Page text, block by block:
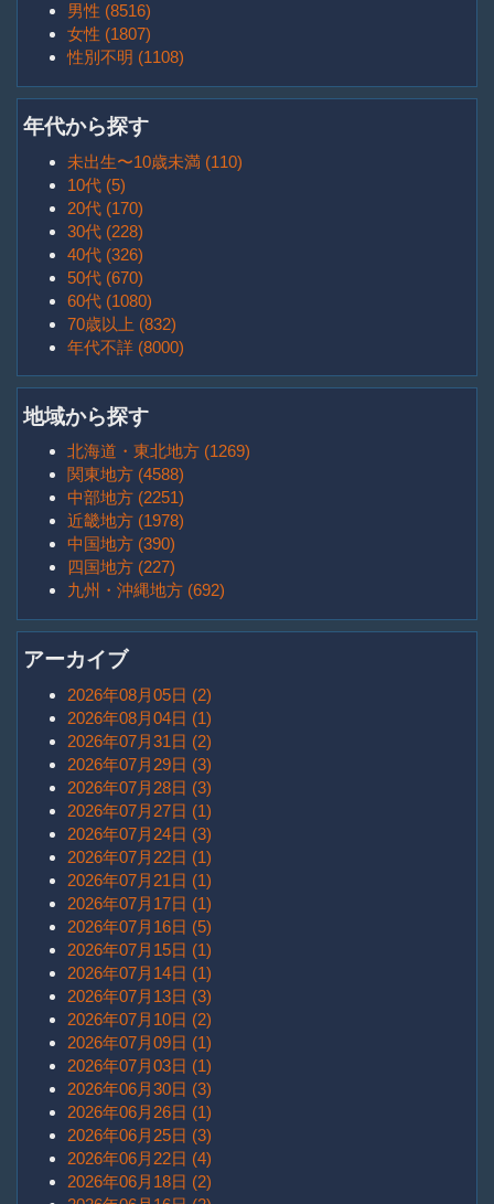
男性 (8516)
女性 (1807)
性別不明 (1108)
年代から探す
未出生〜10歳未満 (110)
10代 (5)
20代 (170)
30代 (228)
40代 (326)
50代 (670)
60代 (1080)
70歳以上 (832)
年代不詳 (8000)
地域から探す
北海道・東北地方 (1269)
関東地方 (4588)
中部地方 (2251)
近畿地方 (1978)
中国地方 (390)
四国地方 (227)
九州・沖縄地方 (692)
アーカイブ
2026年08月05日 (2)
2026年08月04日 (1)
2026年07月31日 (2)
2026年07月29日 (3)
2026年07月28日 (3)
2026年07月27日 (1)
2026年07月24日 (3)
2026年07月22日 (1)
2026年07月21日 (1)
2026年07月17日 (1)
2026年07月16日 (5)
2026年07月15日 (1)
2026年07月14日 (1)
2026年07月13日 (3)
2026年07月10日 (2)
2026年07月09日 (1)
2026年07月03日 (1)
2026年06月30日 (3)
2026年06月26日 (1)
2026年06月25日 (3)
2026年06月22日 (4)
2026年06月18日 (2)